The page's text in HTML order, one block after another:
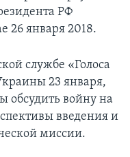
РФ
26 января 2018.
службе «Голоса
23 января,
обсудить войну на
введения и
миссии.